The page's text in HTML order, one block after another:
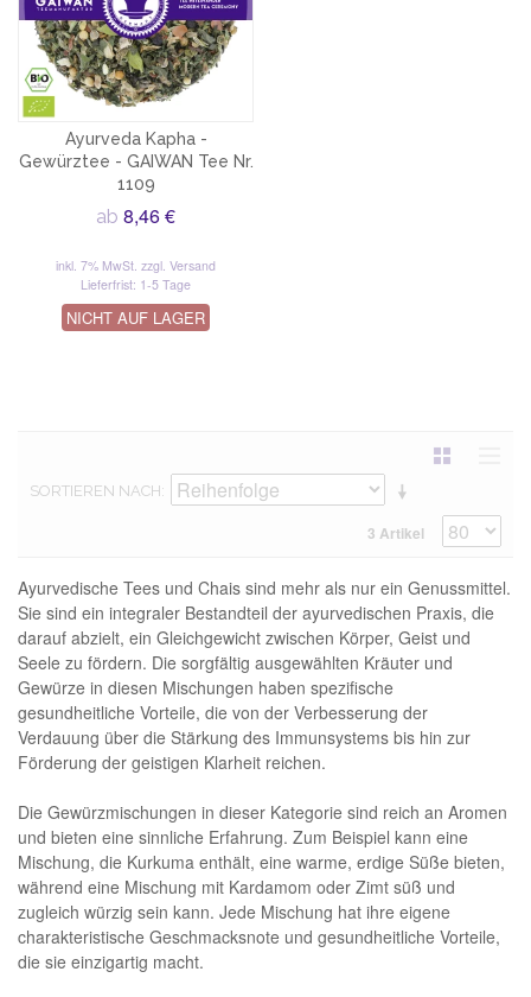
Ayurveda Kapha -
Gewürztee - GAIWAN Tee Nr.
1109
ab8,46 €
inkl. 7% MwSt.zzgl. Versand
Lieferfrist: 1-5 Tage
NICHT AUF LAGER
SORTIEREN NACH
3 Artikel
Ayurvedische Tees und Chais sind mehr als nur ein Genussmittel.
Sie sind ein integraler Bestandteil der ayurvedischen Praxis, die
darauf abzielt, ein Gleichgewicht zwischen Körper, Geist und
Seele zu fördern. Die sorgfältig ausgewählten Kräuter und
Gewürze in diesen Mischungen haben spezifische
gesundheitliche Vorteile, die von der Verbesserung der
Verdauung über die Stärkung des Immunsystems bis hin zur
Förderung der geistigen Klarheit reichen.
Die Gewürzmischungen in dieser Kategorie sind reich an Aromen
und bieten eine sinnliche Erfahrung. Zum Beispiel kann eine
Mischung, die Kurkuma enthält, eine warme, erdige Süße bieten,
während eine Mischung mit Kardamom oder Zimt süß und
zugleich würzig sein kann. Jede Mischung hat ihre eigene
charakteristische Geschmacksnote und gesundheitliche Vorteile,
die sie einzigartig macht.